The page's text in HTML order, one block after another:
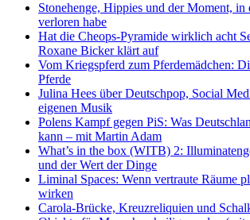
Stonehenge, Hippies und der Moment, in
verloren habe
Hat die Cheops-Pyramide wirklich acht
Roxane Bicker klärt auf
Vom Kriegspferd zum Pferdemädchen:
Pferde
Julina Hees über Deutschpop, Social
eigenen Musik
Polens Kampf gegen PiS: Was
kann – mit Martin Adam
What’s in the box (WITB) 2:
und der Wert der Dinge
Liminal Spaces: Wenn vertraute Räume
wirken
Carola-Brücke, Kreuzreliquien und